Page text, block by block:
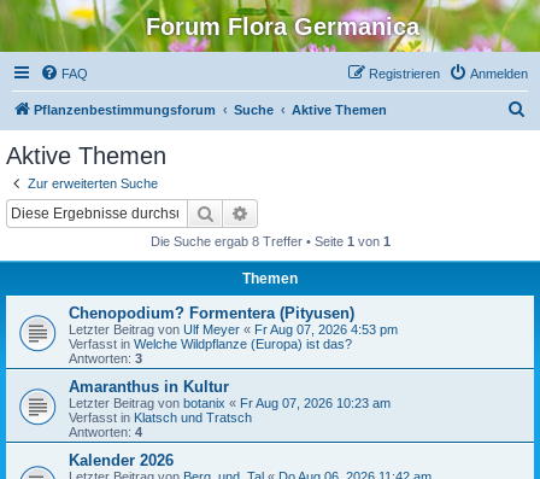
Forum Flora Germanica
FAQ Anmelden
Registrieren
Pflanzenbestimmungsforum Suche Aktive Themen
Aktive Themen
Zur erweiterten Suche
Suche
Die Suche ergab 8 Treffer • Seite 1 von 1
Themen
Chenopodium? Formentera (Pityusen)
Letzter Beitrag von Ulf Meyer « Fr Aug 07, 2026 4:53 pm
Verfasst in Welche Wildpflanze (Europa) ist das?
Antworten: 3
Amaranthus in Kultur
Letzter Beitrag von botanix « Fr Aug 07, 2026 10:23 am
Verfasst in Klatsch und Tratsch
Antworten: 4
Kalender 2026
Letzter Beitrag von Berg_und_Tal « Do Aug 06, 2026 11:42 am